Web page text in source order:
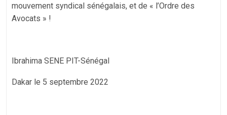
mouvement syndical sénégalais, et de « l’Ordre des
Avocats » !
Ibrahima SENE PIT-Sénégal
Dakar le 5 septembre 2022